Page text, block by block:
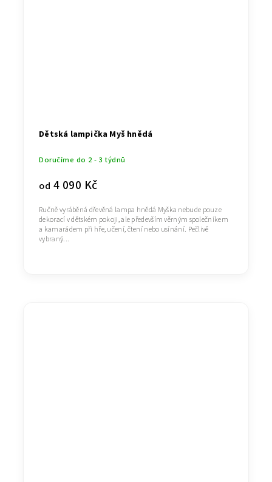
Dětská lampička Myš hnědá
Doručíme do 2 - 3 týdnů
od 4 090 Kč
Ručně vyráběná dřevěná lampa hnědá Myška nebude pouze
dekorací v dětském pokoji, ale především věrným společníkem
a kamarádem při hře, učení, čtení nebo usínání. Pečlivě
vybraný...